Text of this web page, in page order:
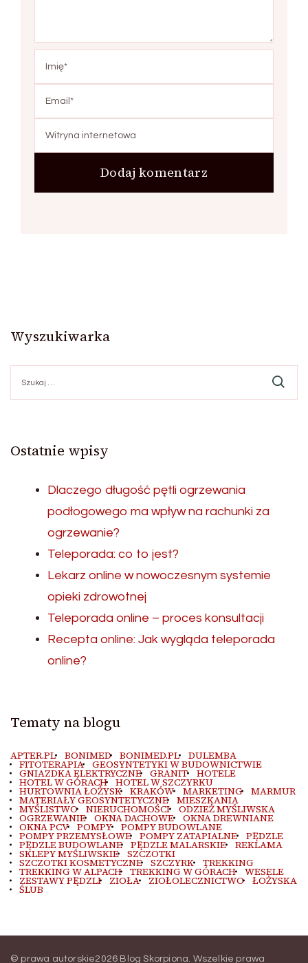
Wyszukiwarka
Ostatnie wpisy
Dlaczego długość pętli ogrzewania
podłogowego ma wpływ na rachunki za
ogrzewanie?
Teleporada: co to jest?
Lekarz online w nowoczesnym systemie
opieki zdrowotnej
Teleporada online – proces konsultacji
Recepta online: Jak wygląda teleporada
online?
Tematy na blogu
APTER.PL BONIMED BONIMED.PL DULEMBA
FITOTERAPIA GEOSYNTETYKI W BUDOWNICTWIE
GNIAZDKA ELEKTRYCZNE GRANIT HOTELE
HOTEL W GÓRACH HOTEL W SZCZYRKU
HURTOWNIA ŁOŻYSK KRAKÓW MARKETING MARMUR
MATERIAŁY GEOSYNTETYCZNE MIESZKANIA
MYŚLISTWO NIERUCHOMOŚCI ODZIEŻ MYŚLIWSKA
OGRZEWANIE OKNA DACHOWE OKNA DREWNIANE
OKNA PCV POMPY POMPY BUDOWLANE
POMPY PRZEMYSŁOWE POMPY ZATAPIALNE PĘDZLE
PĘDZLE BUDOWLANE PĘDZLE MALARSKIE REKLAMA
SKLEPY MYŚLIWSKIE SZCZOTKI
SZCZOTKI KOSMETYCZNE SZCZYRK TREKKING
TREKKING W ALPACH TREKKING W GÓRACH WESELE
ZESTAWY PĘDZLI ZIOŁA ZIOŁOLECZNICTWO ŁOŻYSKA
ŚLUB
© prawa autorskie2026 Blog Skorpiona . Wszelkie prawa